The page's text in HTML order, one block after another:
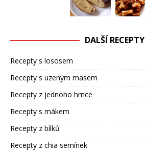
DALŠÍ RECEPTY
Recepty s lososem
Recepty s uzeným masem
Recepty z jednoho hrnce
Recepty s mákem
Recepty z bílků
Recepty z chia semínek